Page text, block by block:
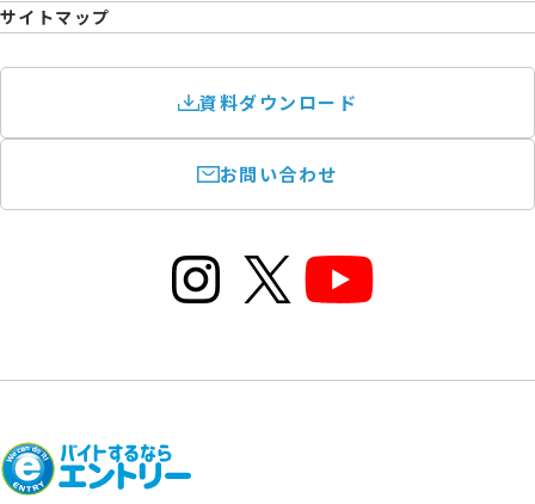
サイトマップ
資料ダウンロード
お問い合わせ